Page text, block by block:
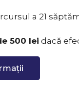
a 21
500 lei dacă